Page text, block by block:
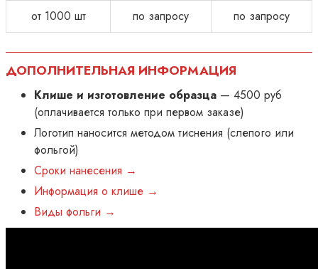
от 1000 шт
по запросу по запросу
ДОПОЛНИТЕЛЬНАЯ ИНФОРМАЦИЯ
Клише и изготовление образца — 4500 руб
(оплачивается только при первом заказе)
Логотип наносится методом тиснения (слепого или
фольгой)
Сроки нанесения →
Информация о клише →
Виды фольги →